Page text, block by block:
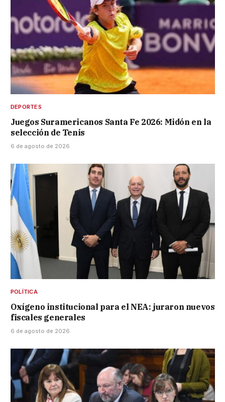
DEPORTES
Juegos Suramericanos Santa Fe 2026: Midón en la
selección de Tenis
6 de agosto de 2026
POLÍTICA
Oxígeno institucional para el NEA: juraron nuevos
fiscales generales
6 de agosto de 2026